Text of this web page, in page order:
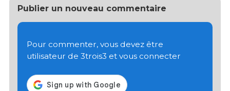
Publier un nouveau commentaire
Pour commenter, vous devez être
utilisateur de 3trois3 et vous connecter